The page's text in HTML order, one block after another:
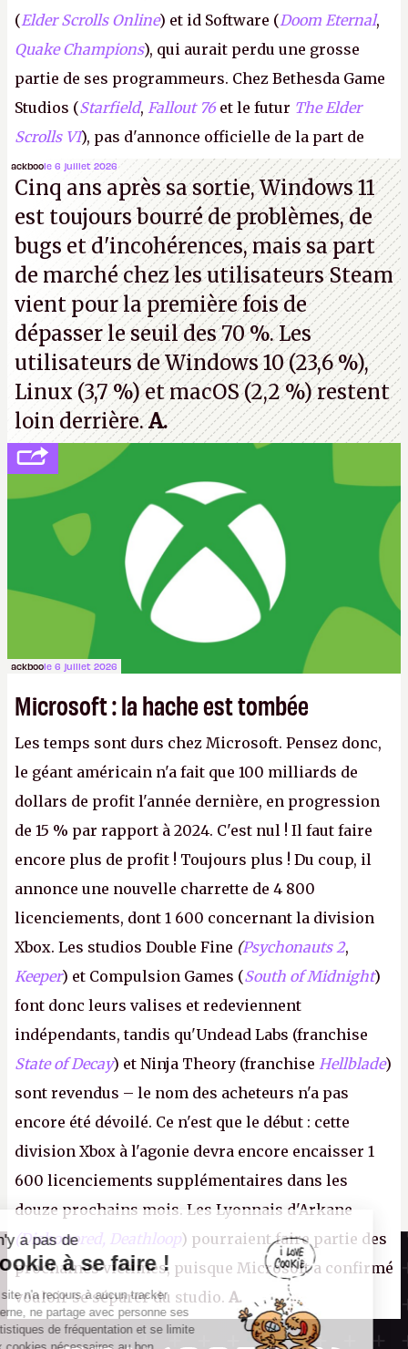
(Elder Scrolls Online) et id Software (Doom Eternal,
Quake Champions), qui aurait perdu une grosse
partie de ses programmeurs. Chez Bethesda Game
Studios (Starfield, Fallout 76 et le futur The Elder
Scrolls VI), pas d'annonce officielle de la part de
Microsoft, mais le syndicat des employés confirme
de nombreux licenciements.A.
ackboole 6 juillet 2026
Cinq ans après sa sortie, Windows 11
est toujours bourré de problèmes, de
bugs et d'incohérences, mais sa part
de marché chez les utilisateurs Steam
vient pour la première fois de
dépasser le seuil des 70 %. Les
utilisateurs de Windows 10 (23,6 %),
Linux (3,7 %) et macOS (2,2 %) restent
loin derrière.A.
ackboole 6 juillet 2026
Microsoft : la hache est tombée
Les temps sont durs chez Microsoft. Pensez donc,
le géant américain n'a fait que 100 milliards de
dollars de profit l'année dernière, en progression
de 15 % par rapport à 2024. C'est nul ! Il faut faire
encore plus de profit ! Toujours plus ! Du coup, il
annonce une nouvelle charrette de 4 800
licenciements, dont 1 600 concernant la division
Xbox. Les studios Double Fine (Psychonauts 2,
Keeper) et Compulsion Games (South of Midnight)
font donc leurs valises et redeviennent
indépendants, tandis qu'Undead Labs (franchise
State of Decay) et Ninja Theory (franchise Hellblade)
sont revendus – le nom des acheteurs n'a pas
encore été dévoilé. Ce n'est que le début : cette
division Xbox à l'agonie devra encore encaisser 1
600 licenciements supplémentaires dans les
douze prochains mois. Les Lyonnais d'Arkane
(Dishonored, Deathloop) pourraient faire partie des
prochaines victimes, puisque Microsoft a confirmé
vouloir se séparer du studio. A.
Canard PC
Kiosque numérique
Boutique
Il n'y a pas de
Cookie à se faire !
Ce site n'a recours à aucun tracker
externe, ne partage avec personne ses
statistiques de fréquentation et se limite
aux cookies nécessaires au bon